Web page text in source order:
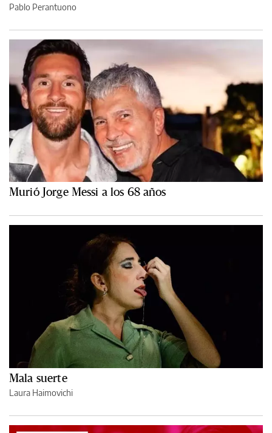
Pablo Perantuono
Murió Jorge Messi a los 68 años
Mala suerte
Laura Haimovichi